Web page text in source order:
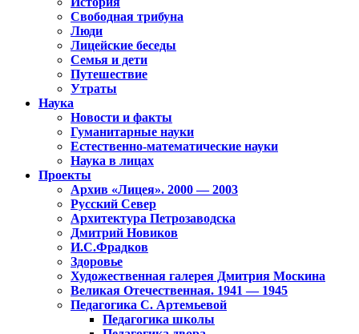
Свободная трибуна
Люди
Лицейские беседы
Семья и дети
Путешествие
Утраты
Наука
Новости и факты
Гуманитарные науки
Естественно-математические науки
Наука в лицах
Проекты
Архив «Лицея». 2000 — 2003
Русский Север
Архитектура Петрозаводска
Дмитрий Новиков
И.С.Фрадков
Здоровье
Художественная галерея Дмитрия Москина
Великая Отечественная. 1941 — 1945
Педагогика С. Артемьевой
Педагогика школы